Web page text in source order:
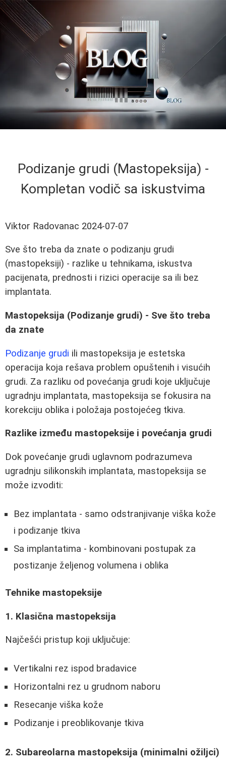
Podizanje grudi (Mastopeksija) -
Kompletan vodič sa iskustvima
Viktor Radovanac 2024-07-07
Sve što treba da znate o podizanju grudi
(mastopeksiji) - razlike u tehnikama, iskustva
pacijenata, prednosti i rizici operacije sa ili bez
implantata.
Mastopeksija (Podizanje grudi) - Sve što treba
da znate
Podizanje grudi ili mastopeksija je estetska
operacija koja rešava problem opuštenih i visućih
grudi. Za razliku od povećanja grudi koje uključuje
ugradnju implantata, mastopeksija se fokusira na
korekciju oblika i položaja postojećeg tkiva.
Razlike između mastopeksije i povećanja grudi
Dok povećanje grudi uglavnom podrazumeva
ugradnju silikonskih implantata, mastopeksija se
može izvoditi:
Bez implantata - samo odstranjivanje viška kože
i podizanje tkiva
Sa implantatima - kombinovani postupak za
postizanje željenog volumena i oblika
Tehnike mastopeksije
1. Klasična mastopeksija
Najčešći pristup koji uključuje:
Vertikalni rez ispod bradavice
Horizontalni rez u grudnom naboru
Resecanje viška kože
Podizanje i preoblikovanje tkiva
2. Subareolarna mastopeksija (minimalni ožiljci)